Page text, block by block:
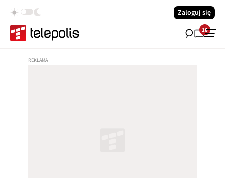
Zaloguj się
18